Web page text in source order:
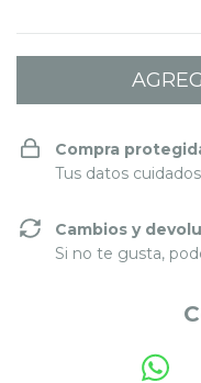
Compra
Tus datos
Cambios y
Si no te gusta,